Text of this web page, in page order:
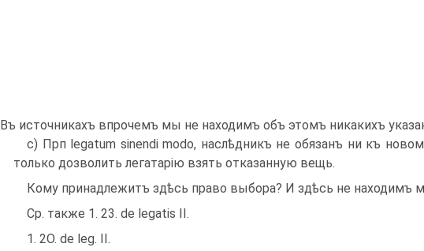
Въ источникахъ впрочемъ мы не находимъ объ этомъ никакихъ
c) Прп legatum sinendi modo, наслѣдникъ не обязанъ ни къ
только дозволить лега­тарію взять отказанную вещь.
Кому принадлежитъ здѣсь право выбора? И здѣсь не находимъ
Ср. также 1. 23. de legatis II.
1. 2О. de leg. II.